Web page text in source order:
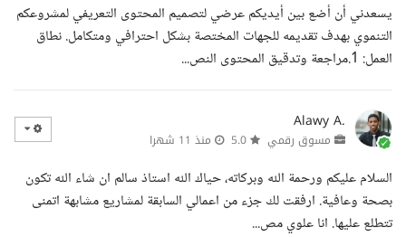
يسعدني أن أضع بين أيديكم عرضي لتصميم المحتوى التعريفي لمشروعكم
التنموي بهدف تقديمه للجهات المختصة بشكل احترافي ومتكامل. نطاق
العمل: 1.مراجعة وتدقيق المحتوى النص...
Alawy A.
مسوق رقمي منذ 11 شهرا
السلام عليكم ورحمة الله وبركاته، حياك الله استاذ سالم ان شاء الله تكون
بصحة وعافية. ارفقت لك جزء من اعمالي السابقة لمشاريع مشابهة اتمنى
تتطلع عليها. انا علوي مص...